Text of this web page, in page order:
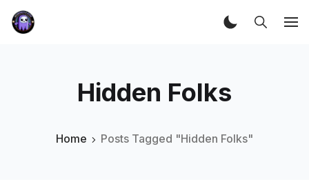
Hidden Folks
Home Posts Tagged "Hidden Folks"